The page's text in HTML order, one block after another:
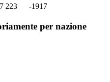
223 -1917
per nazione